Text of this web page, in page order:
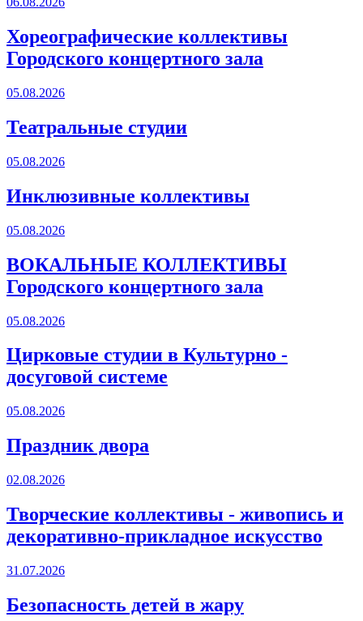
Хореографические коллективы
Городского концертного зала
05.08.2026
Театральные студии
05.08.2026
Инклюзивные коллективы
05.08.2026
ВОКАЛЬНЫЕ КОЛЛЕКТИВЫ
Городского концертного зала
05.08.2026
Цирковые студии в Культурно -
досуговой системе
05.08.2026
Праздник двора
02.08.2026
Творческие коллективы - живопись и
декоративно-прикладное искусство
31.07.2026
Безопасность детей в жару